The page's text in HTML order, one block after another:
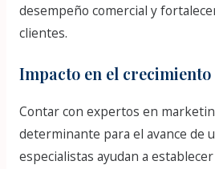
desempeño comercial y
clientes.
Impacto en el crecimiento
Contar con expertos en
determinante para el avance de
especialistas ayudan a